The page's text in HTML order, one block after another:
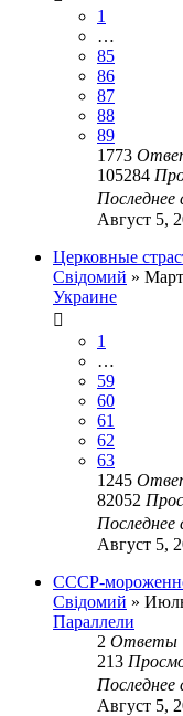
1
…
85
86
87
88
89
1773
105284
Последнее
Август 5,
Церковные
Свідомий »
Украине
1
…
59
60
61
62
63
1245
82052
Последнее
Август 5,
СССР-
Свідомий »
Параллели
2 Ответы
213
Последнее
Август 5,